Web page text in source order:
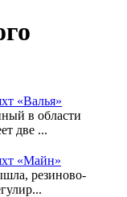
«Валья»
в области
две ...
«Майн»
резиново-